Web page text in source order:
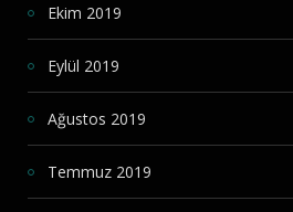
Ekim 2019
Eylül 2019
Ağustos 2019
Temmuz 2019